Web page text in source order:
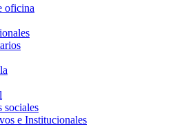
oficina
sociales
e Institucionales